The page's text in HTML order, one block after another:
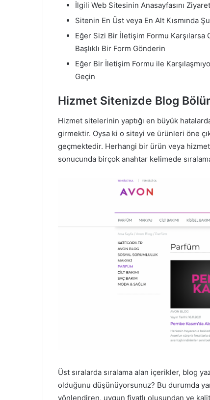
İlgili Web Sitesinin Anasayfasını
Sitenin En Üst veya En Alt Kısmında
Eğer Sizi Bir İletişim Formu
Başlıklı Bir Form Gönderin
Eğer Bir İletişim Formu ile
Geçin
Hizmet Sitenizde Blog
Hizmet sitelerinin yaptığı en büyük
girmektir. Oysa ki o siteyi ve ürünleri öne
geçmektedir. Herhangi bir ürün veya
sonucunda birçok anahtar kelimede
Üst sıralarda sıralama alan içerikler, blog
olduğunu düşünüyorsunuz? Bu durumda
yönlendiren, uygun fiyatlı oluşundan ve